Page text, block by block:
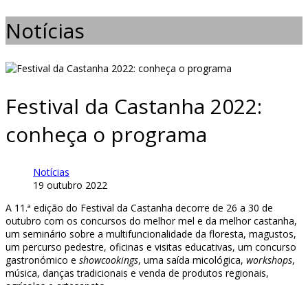
Notícias
Festival da Castanha 2022:
conheça o programa
Notícias
19 outubro 2022
A 11.ª edição do Festival da Castanha decorre de 26 a 30 de
outubro com os concursos do melhor mel e da melhor castanha,
um seminário sobre a multifuncionalidade da floresta, magustos,
um percurso pedestre, oficinas e visitas educativas, um concurso
gastronómico e showcookings, uma saída micológica, workshops,
música, danças tradicionais e venda de produtos regionais,